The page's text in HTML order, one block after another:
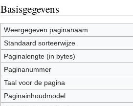
Basisgegevens
Weergegeven paginanaam
Standaard sorteerwijze
Paginalengte (in bytes)
Paginanummer
Taal voor de pagina
Paginainhoudmodel